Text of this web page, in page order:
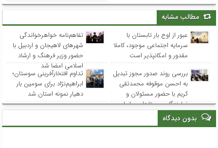
مطالب مشابه
عبور از اوج بار تابستان با
سرمایه اجتماعی موجود، کاملا
مقدور و امکانپذیر است
تفاهم‌نامه خواهرخواندگی
شهرهای لاهیجان و اردبیل با
حضور وزیر فرهنگ و ارشاد
اسلامی امضا شد
بررسی روند صدور مجوز تبدیل
به احسن موقوفه محمدتقی
کریم با حضور مسئولان و
نمایندگان روستاهای ساحلی
تداوم افتخارآفرینی سوستان؛
ابراهیم‌نژاد برای سومین بار
دهیار نمونه استان شد
بدون دیدگاه